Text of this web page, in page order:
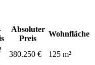
Absoluter
Preis
Wohnfläche
380.250 € 125 m²